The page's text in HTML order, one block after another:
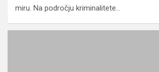
miru. Na področju kriminalitete…